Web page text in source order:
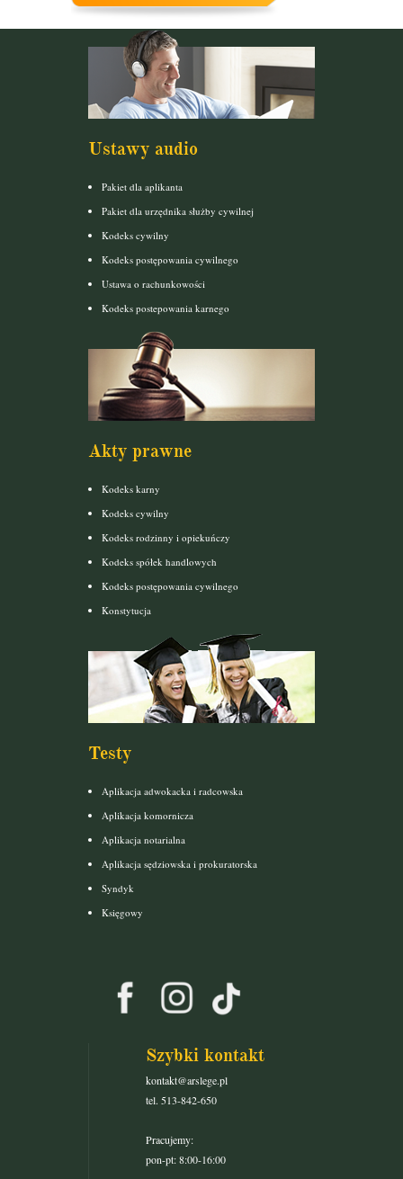
Ustawy audio
Pakiet dla aplikanta
Pakiet dla urzędnika służby cywilnej
Kodeks cywilny
Kodeks postępowania cywilnego
Ustawa o rachunkowości
Kodeks postepowania karnego
Akty prawne
Kodeks karny
Kodeks cywilny
Kodeks rodzinny i opiekuńczy
Kodeks spółek handlowych
Kodeks postępowania cywilnego
Konstytucja
Testy
Aplikacja adwokacka i radcowska
Aplikacja komornicza
Aplikacja notarialna
Aplikacja sędziowska i prokuratorska
Syndyk
Księgowy
Szybki kontakt
kontakt@arslege.pl
tel. 513-842-650
Pracujemy:
pon-pt: 8:00-16:00